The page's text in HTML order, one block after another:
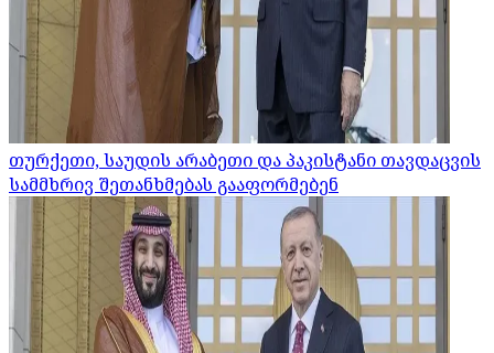
თურქეთი, საუდის არაბეთი და პაკისტანი თავდაცვის
სამმხრივ შეთანხმებას გააფორმებენ